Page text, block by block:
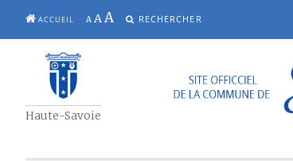
AU
CONTENU
ACCUEIL A AA RECHERCHER
Haute-Savoie